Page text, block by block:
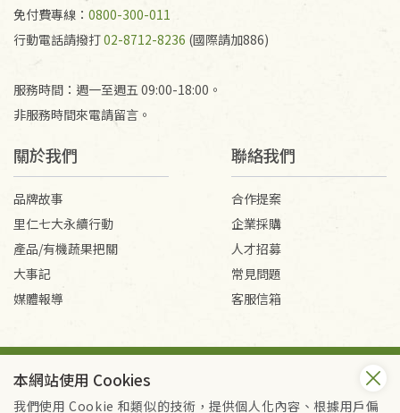
產生的運費100元/箱將由消費者負擔。
免付費專線： 0800-300-011
行動電話請撥打02-8712-8236 (國際請加886)
服務時間：週一至週五 09:00-18:00。
非服務時間來電請留言。
關於我們
品牌故事
里仁七大永續行動
產品/有機蔬果把關
大事記
媒體報導
聯絡我們
合作提案
企業採購
人才招募
常見問題
客服信箱
Copyright © 2026 里仁事業股份有限公司(統編：16301262) /
里仁網購股份有限公司(統編：25149752)
本網站使用 Cookies
我們使用 Cookie 和類似的技術，提供個人化內容、根據用戶偏